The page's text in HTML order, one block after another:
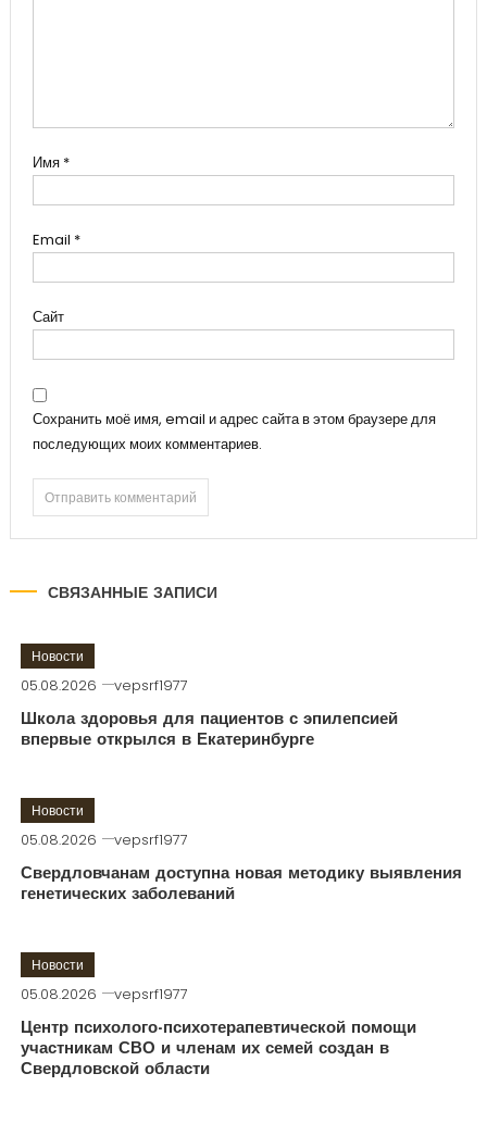
Имя *
Email *
Сайт
Сохранить моё имя, email и адрес сайта в этом браузере для
последующих моих комментариев.
СВЯЗАННЫЕ ЗАПИСИ
Новости
05.08.2026 vepsrf1977
Школа здоровья для пациентов с эпилепсией
впервые открылся в Екатеринбурге
Новости
05.08.2026 vepsrf1977
Свердловчанам доступна новая методику выявления
генетических заболеваний
Новости
05.08.2026 vepsrf1977
Центр психолого-психотерапевтической помощи
участникам СВО и членам их семей создан в
Свердловской области